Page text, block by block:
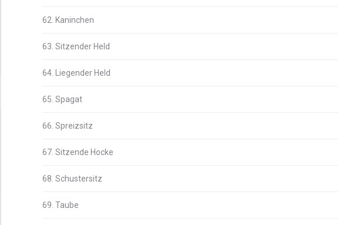
62. Kaninchen
63. Sitzender Held
64. Liegender Held
65. Spagat
66. Spreizsitz
67. Sitzende Hocke
68. Schustersitz
69. Taube